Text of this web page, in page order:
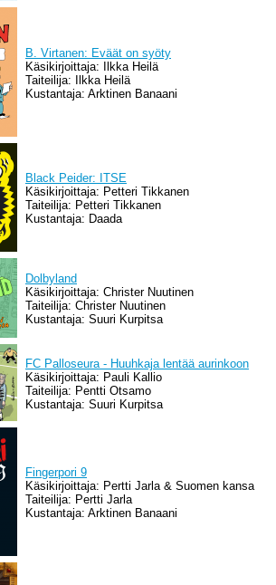
B. Virtanen: Eväät on syöty
Käsikirjoittaja: Ilkka Heilä
Taiteilija: Ilkka Heilä
Kustantaja: Arktinen Banaani
Black Peider: ITSE
Käsikirjoittaja: Petteri Tikkanen
Taiteilija: Petteri Tikkanen
Kustantaja: Daada
Dolbyland
Käsikirjoittaja: Christer Nuutinen
Taiteilija: Christer Nuutinen
Kustantaja: Suuri Kurpitsa
FC Palloseura - Huuhkaja lentää aurinkoon
Käsikirjoittaja: Pauli Kallio
Taiteilija: Pentti Otsamo
Kustantaja: Suuri Kurpitsa
Fingerpori 9
Käsikirjoittaja: Pertti Jarla & Suomen kansa
Taiteilija: Pertti Jarla
Kustantaja: Arktinen Banaani